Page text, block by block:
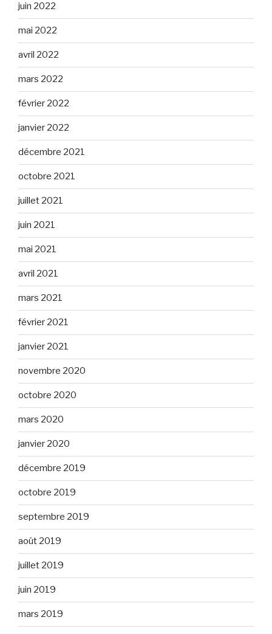
juin 2022
mai 2022
avril 2022
mars 2022
février 2022
janvier 2022
décembre 2021
octobre 2021
juillet 2021
juin 2021
mai 2021
avril 2021
mars 2021
février 2021
janvier 2021
novembre 2020
octobre 2020
mars 2020
janvier 2020
décembre 2019
octobre 2019
septembre 2019
août 2019
juillet 2019
juin 2019
mars 2019